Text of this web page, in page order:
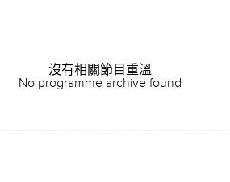
沒有相關節目重溫
No programme archive found